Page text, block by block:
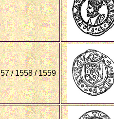
/ 1558 / 1559